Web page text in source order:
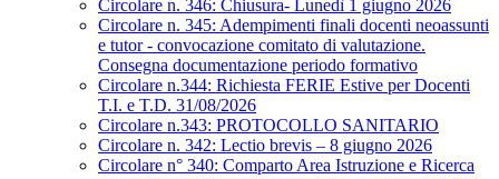
Circolare n. 346: Chiusura- Lunedì 1 giugno 2026
Circolare n. 345: Adempimenti finali docenti neoassunti
e tutor - convocazione comitato di valutazione.
Consegna documentazione periodo formativo
Circolare n.344: Richiesta FERIE Estive per Docenti
T.I. e T.D. 31/08/2026
Circolare n.343: PROTOCOLLO SANITARIO
Circolare n. 342: Lectio brevis – 8 giugno 2026
Circolare n° 340: Comparto Area Istruzione e Ricerca